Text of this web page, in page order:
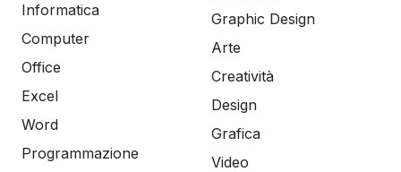
Informatica
Computer
Office
Excel
Word
Programmazione
Graphic Design
Arte
Creatività
Design
Grafica
Video